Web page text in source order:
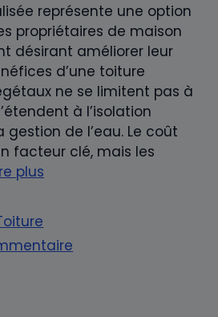
représente une option
propriétaires de maison
désirant améliorer leur
d’une toiture
ne se limitent pas à
à l’isolation
de l’eau. Le coût
facteur clé, mais les
plus